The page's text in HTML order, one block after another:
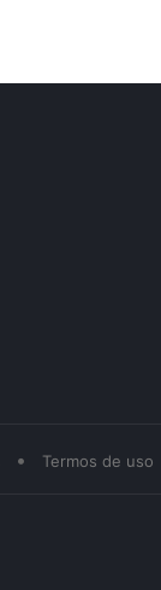
• Termos de uso